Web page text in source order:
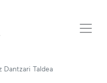
Dantzari Taldea